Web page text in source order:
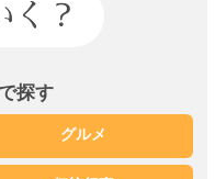
く？
探す
グルメ